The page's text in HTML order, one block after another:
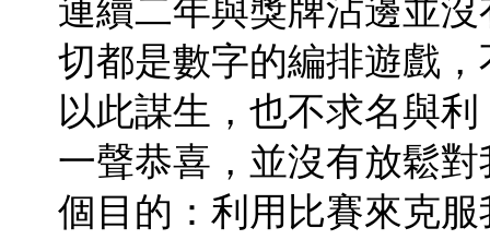
連續二年與獎牌沾邊並
切都是數字的編排遊戲
以此謀生，也不求名與
一聲恭喜，並沒有放鬆
個目的：利用比賽來克